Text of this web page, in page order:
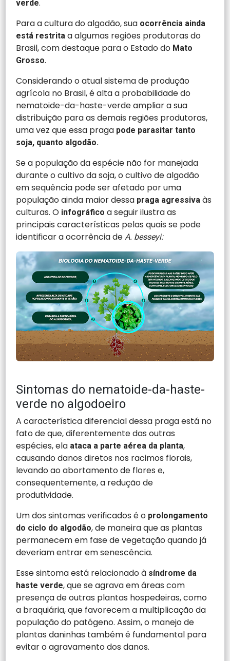
verde.
Para a cultura do algodão, sua ocorrência ainda
está restritaa algumas regiões produtoras do
Brasil, com destaque para o Estado do Mato
Grosso.
Considerando o atual sistema de produção
agrícola no Brasil, é alta a probabilidade do
nematoide-da-haste-verde ampliar a sua
distribuição para as demais regiões produtoras,
uma vez que essa praga pode parasitar tanto
soja, quanto algodão.
Se a população da espécie não for manejada
durante o cultivo da soja, o cultivo de algodão
em sequência pode ser afetado por uma
população ainda maior dessa praga agressivaàs
culturas. O infográfico a seguir ilustra as
principais características pelas quais se pode
identificar a ocorrência deA. besseyi:
Sintomas do nematoide-da-haste-
verde no algodoeiro
A característica diferencial dessa praga está no
fato de que, diferentemente das outras
espécies, ela ataca a parte aérea da planta,
causando danos diretos nos racimos florais,
levando ao abortamento de flores e,
consequentemente, a redução de
produtividade.
Um dos sintomas verificados é o prolongamento
do ciclo do algodão, de maneira que as plantas
permanecem em fase de vegetação quando já
deveriam entrar em senescência.
Esse sintoma está relacionado à síndrome da
haste verde, que se agrava em áreas com
presença de outras plantas hospedeiras, como
a braquiária, que favorecem a multiplicação da
população do patógeno. Assim, o manejo de
plantas daninhas também é fundamental para
evitar o agravamento dos danos.